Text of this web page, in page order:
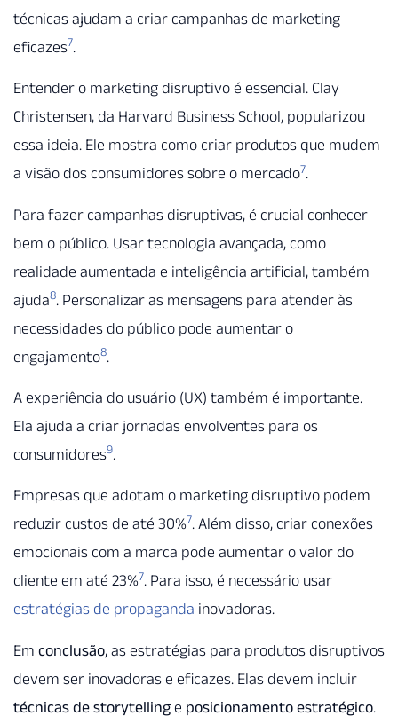
técnicas ajudam a criar campanhas de marketing
eficazes7.
Entender o marketing disruptivo é essencial. Clay
Christensen, da Harvard Business School, popularizou
essa ideia. Ele mostra como criar produtos que mudem
a visão dos consumidores sobre o mercado7.
Para fazer campanhas disruptivas, é crucial conhecer
bem o público. Usar tecnologia avançada, como
realidade aumentada e inteligência artificial, também
ajuda8. Personalizar as mensagens para atender às
necessidades do público pode aumentar o
engajamento8.
A experiência do usuário (UX) também é importante.
Ela ajuda a criar jornadas envolventes para os
consumidores9.
Empresas que adotam o marketing disruptivo podem
reduzir custos de até 30%7. Além disso, criar conexões
emocionais com a marca pode aumentar o valor do
cliente em até 23%7. Para isso, é necessário usar
estratégias de propaganda inovadoras.
Em conclusão, as estratégias para produtos disruptivos
devem ser inovadoras e eficazes. Elas devem incluir
técnicas de storytellinge posicionamento estratégico.